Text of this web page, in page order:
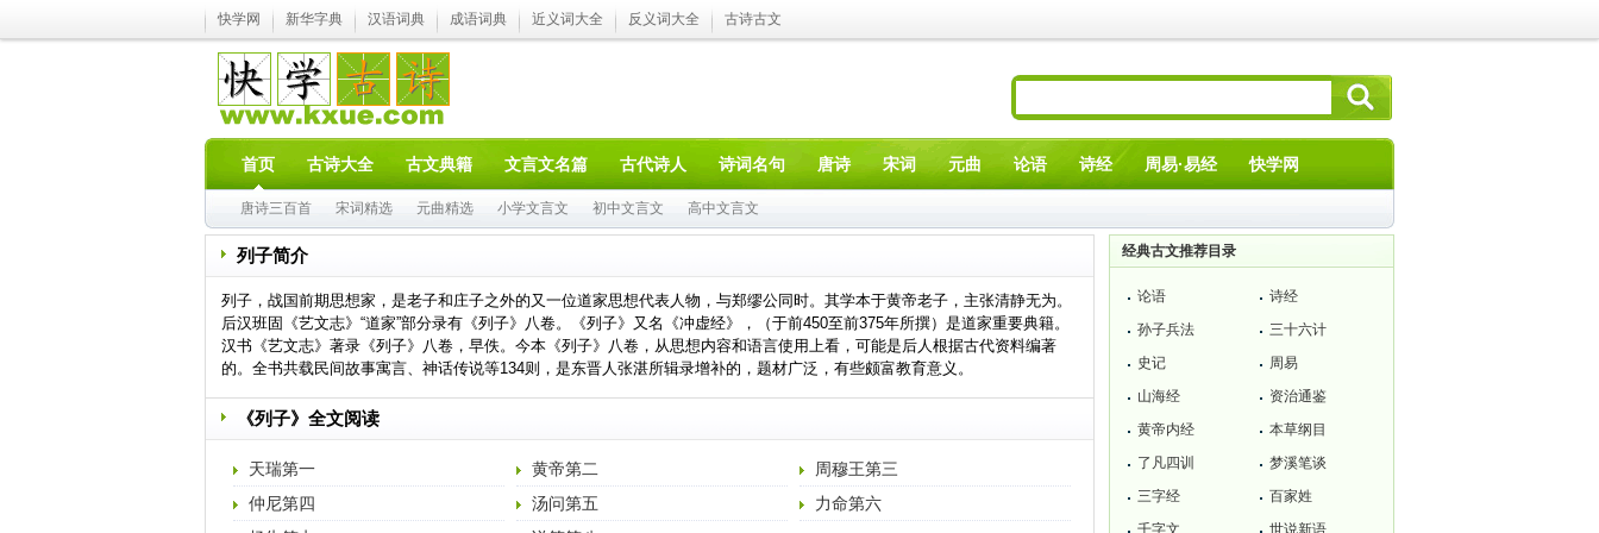
快学网 新华字典 汉语词典 成语词典 近义词大全 反义词大全 古诗古文
首页 古诗大全 古文典籍 文言文名篇 古代诗人 诗词名句 唐诗 宋词 元曲 论语 诗经 周易·易经 快学网
唐诗三百首 宋词精选 元曲精选 小学文言文 初中文言文 高中文言文
列子简介
列子，战国前期思想家，是老子和庄子之外的又一位道家思想代表人物，与郑缪公同时。其学本于黄帝老子，主张清静无为。
后汉班固《艺文志》“道家”部分录有《列子》八卷。《列子》又名《冲虚经》，（于前450至前375年所撰）是道家重要典籍。
汉书《艺文志》著录《列子》八卷，早佚。今本《列子》八卷，从思想内容和语言使用上看，可能是后人根据古代资料编著
的。全书共载民间故事寓言、神话传说等134则，是东晋人张湛所辑录增补的，题材广泛，有些颇富教育意义。
《列子》全文阅读
天瑞第一 黄帝第二
周穆王第三
仲尼第四
汤问第五
力命第六
经典古文推荐目录
论语
诗经
孙子兵法
三十六计
史记
周易
山海经
资治通鉴
黄帝内经
本草纲目
了凡四训
梦溪笔谈
三字经
百家姓
千字文
世说新语